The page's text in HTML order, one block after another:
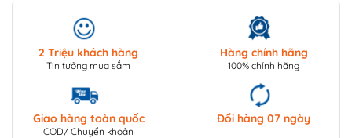
2 Triệu khách hàng
Tin tưởng mua sắm
Hàng chính hãng
100% chính hãng
Giao hàng toàn quốc
COD/ Chuyển khoản
Đổi hàng 07 ngày